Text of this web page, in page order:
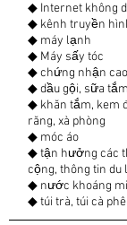
◆ Internet không
◆ kênh truyền
◆ máy lạnh
◆ Máy sấy tóc
◆ chứng nhận
◆ dầu gội, sữa tắm
◆ khăn tắm, kem
răng, xà phòng
◆ móc áo
◆ tận hưởng các
cộng, thông tin du
◆ nước khoáng
◆ túi trà, túi cà